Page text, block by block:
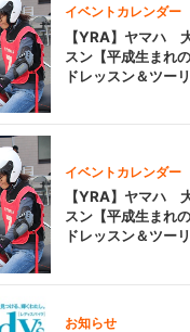
イベントカレンダー
【YRA】ヤマハ
スン【平成生まれ
ドレッスン＆ツーリ
イベントカレンダー
【YRA】ヤマハ
スン【平成生まれ
ドレッスン＆ツーリ
お知らせ